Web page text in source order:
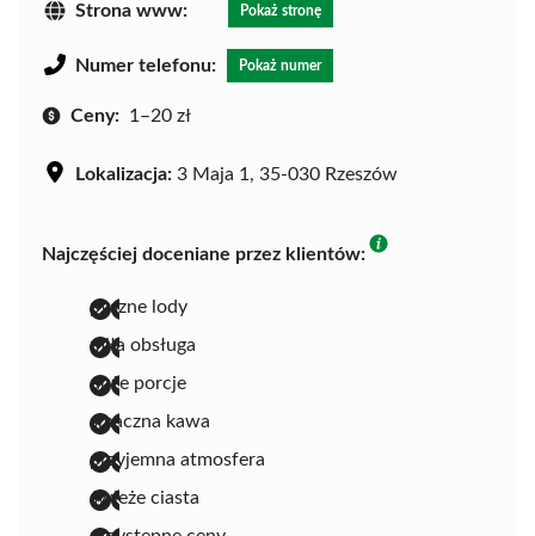
Strona www: Pokaż stronę
Numer telefonu: Pokaż numer
Ceny: 1–20 zł
Lokalizacja: 3 Maja 1, 35-030 Rzeszów
Najczęściej doceniane przez klientów:
pyszne lody
miła obsługa
duże porcje
smaczna kawa
przyjemna atmosfera
świeże ciasta